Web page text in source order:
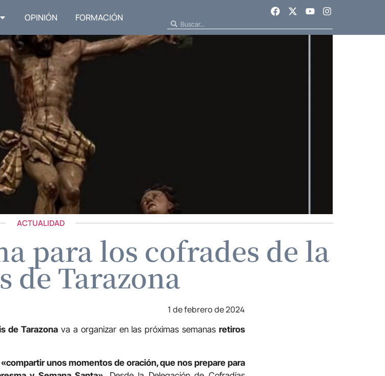
OPINIÓN FORMACIÓN
ACTUALIDAD
para los cofrades de la
de Tarazona
1 de febrero de 2024
de Tarazona va a organizar en las próximas semanas retiros
«compartir unos momentos de oración, que nos prepare para